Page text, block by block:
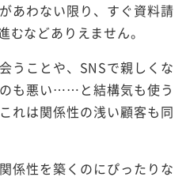
あわない限り、すぐ資料請
むなどありえません。
うことや、SNSで親しくな
も悪い……と結構気も使う
れは関係性の浅い顧客も同
係性を築くのにぴったりな